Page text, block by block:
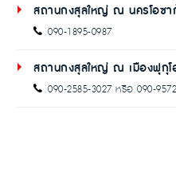
สถานกงสุลใหญ่ ณ นครโอซา
090-1895-0987
สถานกงสุลใหญ่ ณ เมืองฟุกุโ
090-2585-3027 หรือ 090-